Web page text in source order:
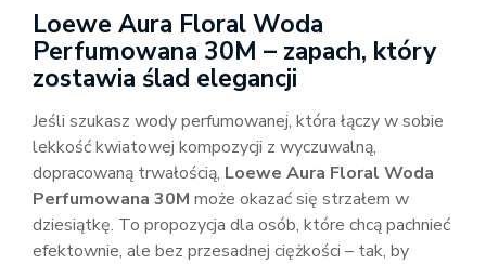
Loewe Aura Floral Woda
Perfumowana 30M – zapach, który
zostawia ślad elegancji
Jeśli szukasz wody perfumowanej, która łączy w sobie
lekkość kwiatowej kompozycji z wyczuwalną,
dopracowaną trwałością, Loewe Aura Floral Woda
Perfumowana 30M może okazać się strzałem w
dziesiątkę. To propozycja dla osób, które chcą pachnieć
efektownie, ale bez przesadnej ciężkości – tak, by